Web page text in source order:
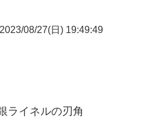
08/27(日) 19:49:49
ライネルの刃角